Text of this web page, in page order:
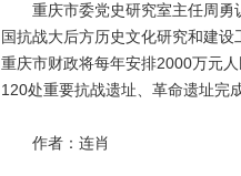
重庆市委党史研究室主任周勇认
国抗战大后方历史文化研究和建设
重庆市财政将每年安排2000万元
120处重要抗战遗址、革命遗址完
作者：连肖